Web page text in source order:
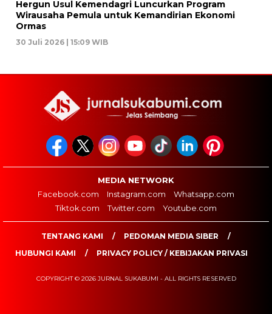
Hergun Usul Kemendagri Luncurkan Program
Wirausaha Pemula untuk Kemandirian Ekonomi
Ormas
30 Juli 2026 | 15:09 WIB
MEDIA NETWORK
Facebook.com
Instagram.com
Whatsapp.com
Tiktok.com
Twitter.com Youtube.com
TENTANG KAMI
PEDOMAN MEDIA SIBER
HUBUNGI KAMI
PRIVACY POLICY / KEBIJAKAN PRIVASI
COPYRIGHT © 2026 JURNAL SUKABUMI - ALL RIGHTS RESERVED